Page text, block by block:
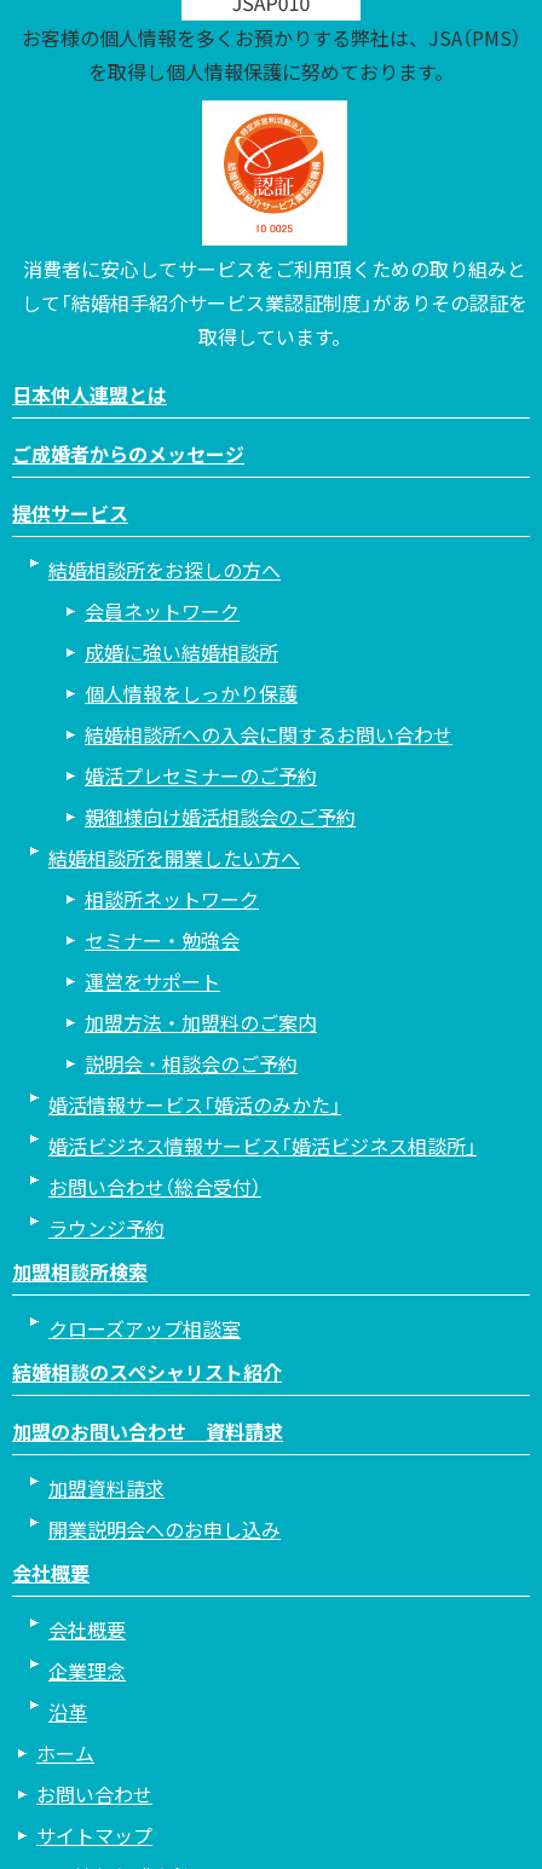
お客様の個人情報を多くお預かりする弊社は、JSA（PMS）
を取得し個人情報保護に努めております。
消費者に安心してサービスをご利用頂くための取り組みと
して「結婚相手紹介サービス業認証制度」がありその認証を
取得しています。
日本仲人連盟とは
ご成婚者からのメッセージ
提供サービス
結婚相談所をお探しの方へ
会員ネットワーク
成婚に強い結婚相談所
個人情報をしっかり保護
結婚相談所への入会に関するお問い合わせ
婚活プレセミナーのご予約
親御様向け婚活相談会のご予約
結婚相談所を開業したい方へ
相談所ネットワーク
セミナー・勉強会
運営をサポート
加盟方法・加盟料のご案内
説明会・相談会のご予約
婚活情報サービス「婚活のみかた」
婚活ビジネス情報サービス「婚活ビジネス相談所」
お問い合わせ（総合受付）
ラウンジ予約
加盟相談所検索
クローズアップ相談室
結婚相談のスペシャリスト紹介
加盟のお問い合わせ 資料請求
加盟資料請求
開業説明会へのお申し込み
会社概要
会社概要
企業理念
沿革
ホーム
お問い合わせ
サイトマップ